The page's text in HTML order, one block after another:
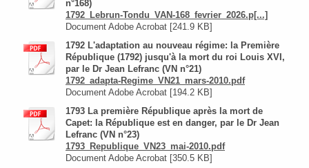
n°168)
1792_Lebrun-Tondu_VAN-168_fevrier_2026.p[...]
Document Adobe Acrobat [241.9 KB]
1792 L'adaptation au nouveau régime: la Première
République (1792) jusqu'à la mort du roi Louis XVI,
par le Dr Jean Lefranc (VN n°21)
1792_adapta-Regime_VN21_mars-2010.pdf
Document Adobe Acrobat [194.2 KB]
1793 La première République après la mort de
Capet: la République est en danger, par le Dr Jean
Lefranc (VN n°23)
1793_Republique_VN23_mai-2010.pdf
Document Adobe Acrobat [350.5 KB]